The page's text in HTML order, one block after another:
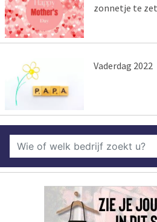
zonnetje te
Vaderdag 2022